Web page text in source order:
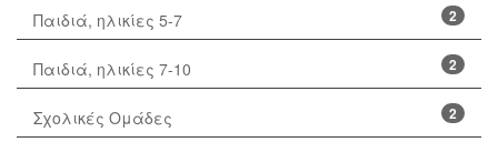
2
Παιδιά, ηλικίες 5-7
2
Παιδιά, ηλικίες 7-10
2
Σχολικές Ομάδες